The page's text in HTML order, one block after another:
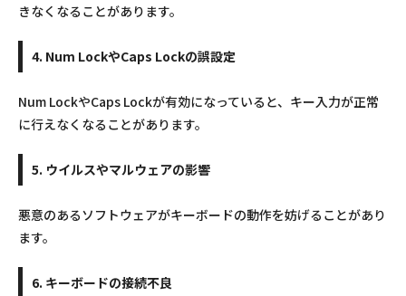
きなくなることがあります。
4. Num LockやCaps Lockの誤設定
Num LockやCaps Lockが有効になっていると、キー入力が正常
に行えなくなることがあります。
5. ウイルスやマルウェアの影響
悪意のあるソフトウェアがキーボードの動作を妨げることがあり
ます。
6. キーボードの接続不良